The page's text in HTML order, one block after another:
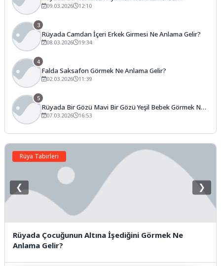
09.03.2026 12:10
3
Rüyada Camdan İçeri Erkek Girmesi Ne Anlama Gelir?
08.03.2026 19:34
4
Falda Saksafon Görmek Ne Anlama Gelir?
02.03.2026 11:39
5
Rüyada Bir Gözü Mavi Bir Gözü Yeşil Bebek Görmek Ne
Anlama Gelir?
07.03.2026 16:53
Rüya Tabirleri
Rüyada Çocuğunun Altına İşediğini Görmek Ne
Anlama Gelir?
❮ ❯